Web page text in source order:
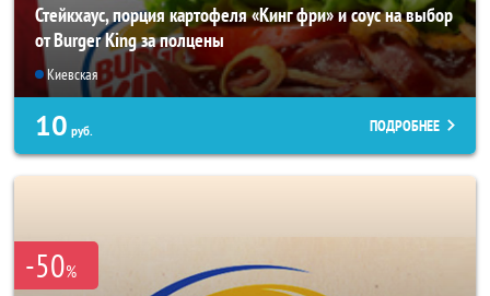
Стейкхаус, порция картофеля «Кинг фри» и соус на выбор
от Burger King за полцены
Киевская
10 руб. ПОДРОБНЕЕ
-50%